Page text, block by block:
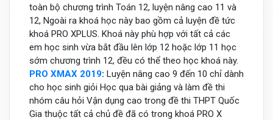
toàn bộ chương trình Toán 12, luyện nâng cao 11 và
12, Ngoài ra khoá học này bao gồm cả luyện đề tức
khoá PRO XPLUS. Khoá này phù hợp với tất cả các
em học sinh vừa bắt đầu lên lớp 12 hoặc lớp 11 học
sớm chương trình 12, đều có thể theo học khoá này.
PRO XMAX 2019: Luyện nâng cao 9 đến 10 chỉ dành
cho học sinh giỏi Học qua bài giảng và làm đề thi
nhóm câu hỏi Vận dụng cao trong đề thi THPT Quốc
Gia thuộc tất cả chủ đề đã có trong khoá PRO X